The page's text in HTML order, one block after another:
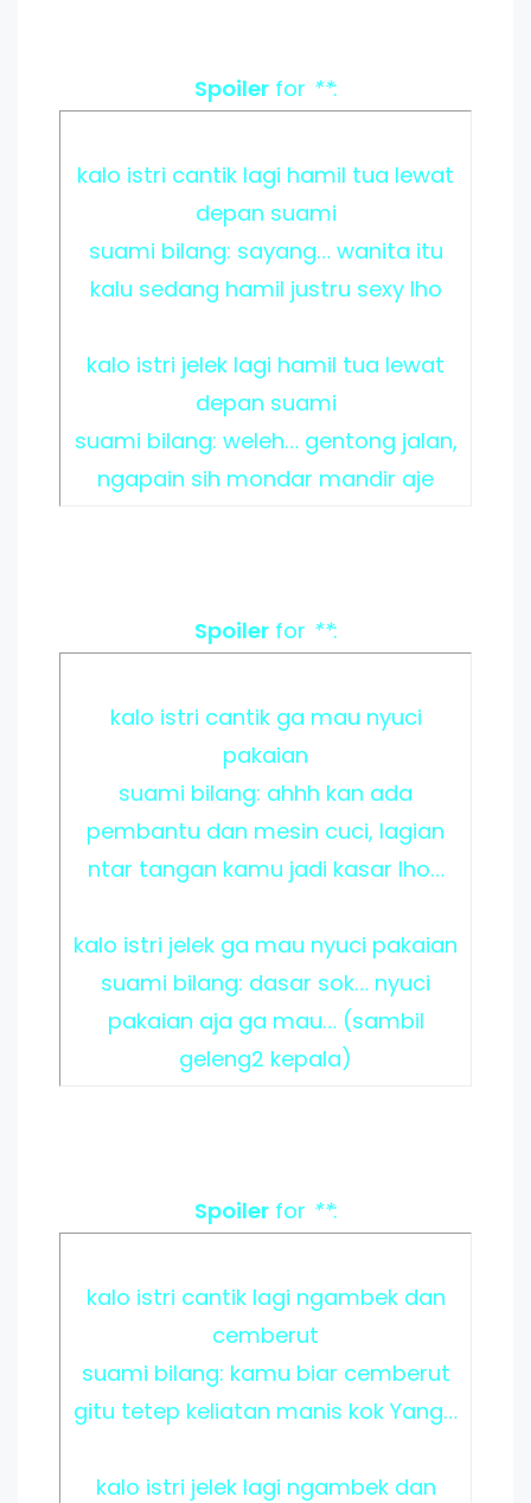
Spoilerfor **:
kalo istri cantik lagi hamil tua lewat
depan suami
suami bilang: sayang… wanita itu
kalu sedang hamil justru sexy lho
kalo istri jelek lagi hamil tua lewat
depan suami
suami bilang: weleh… gentong jalan,
ngapain sih mondar mandir aje
Spoilerfor **:
kalo istri cantik ga mau nyuci
pakaian
suami bilang: ahhh kan ada
pembantu dan mesin cuci, lagian
ntar tangan kamu jadi kasar lho…
kalo istri jelek ga mau nyuci pakaian
suami bilang: dasar sok… nyuci
pakaian aja ga mau… (sambil
geleng2 kepala)
Spoilerfor **:
kalo istri cantik lagi ngambek dan
cemberut
suami bilang: kamu biar cemberut
gitu tetep keliatan manis kok Yang…
kalo istri jelek lagi ngambek dan